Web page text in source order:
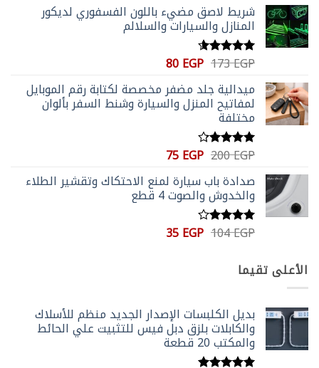
هو:
173 EGP.
هو:
100 EGP.
شريط لاصق مضيء باللون الفسفوري لديكور
المنازل والسيارات والسلالم
تم التقييم
173EGP السعر
هو:
173 EGP.
80EGP السعر
هو:
80 EGP.
ميدالية جلد مضفر مخصصة لكتابة رقم الموبايل
لمفاتيح المنزل والسيارة وشنط السفر بألوان
مختلفة
تم التقييم
5
200EGP السعر
هو:
200 EGP.
75EGP السعر
هو:
75 EGP.
صدادة باب سيارة لمنع الاحتكاك وتقشير الطلاء
والخدوش والصوت 4 قطع
تم
5
104EGP السعر35EGP السعر
الأعلى تقيما
بديل الكلبسات الإصدار الجديد منظم للأسلاك
والكابلات بلزق دبل فيس للتثبيت علي الحائط
والمكتب 20 قطعة